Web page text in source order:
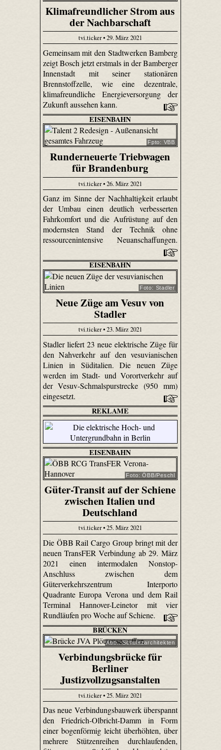
Klimafreundlicher Strom aus
der Nachbarschaft
tvi.ticker • 29. März 2021
Gemeinsam mit den Stadtwerken Bamberg
zeigt Bosch jetzt erstmals in der Bamberger
Innenstadt mit seiner stationären
Brennstoffzelle, wie eine dezentrale,
klimafreundliche Energieversorgung der
Zukunft aussehen kann.
EISENBAHN
Fpto: VBB
Runderneuerte Triebwagen
für Brandenburg
tvi.ticker • 26. März 2021
Ganz im Sinne der Nachhaltigkeit erlaubt
der Umbau einen deutlich verbesserten
Fahrkomfort und die Aufrüstung auf den
modernsten Stand der Technik ohne
ressourcenintensive Neuanschaffungen.
EISENBAHN
Foto: Stadler
Neue Züge am Vesuv von
Stadler
tvi.ticker • 23. März 2021
Stadler liefert 23 neue elektrische Züge für
den Nahverkehr auf den vesuvianischen
Linien in Süditalien. Die neuen Züge
werden im Stadt- und Vorortverkehr auf
der Vesuv-Schmalspurstrecke (950 mm)
eingesetzt.
REKLAME
EISENBAHN
Foto: ÖBB/Peschl
Güter-Transit auf der Schiene
zwischen Italien und
Deutschland
tvi.ticker • 25. März 2021
Die ÖBB Rail Cargo Group bringt mit der
neuen TransFER Verbindung ab 29. März
2021 einen intermodalen Nonstop-
Anschluss zwischen dem
Güterverkehrszentrum Interporto
Quadrante Europa Verona und dem Rail
Terminal Hannover-Leinetor mit vier
Rundläufen pro Woche auf Schiene.
BRÜCKEN
Abb.: Schulitzarchitekten
Verbindungsbrücke für
Berliner
Justizvollzugsanstalten
tvi.ticker • 25. März 2021
Das neue Verbindungsbauwerk überspannt
den Friedrich-Olbricht-Damm in Form
einer bogenförmig leicht überhöhten, über
mehrere Stützenreihen durchlaufenden,